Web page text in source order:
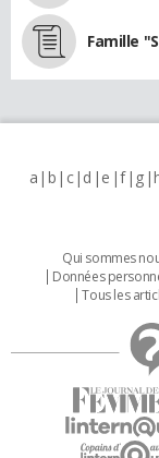
Famille
a b c d e f g
Qui sommes
Données
Tous les